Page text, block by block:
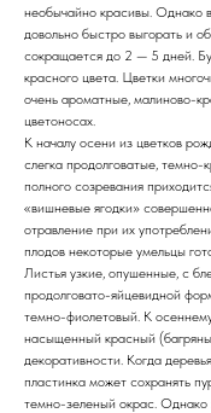
необычайно красивы. Однако
довольно быстро выгорать и
сокращается до 2 — 5 дней.
красного цвета. Цветки
очень ароматные, малиново-
цветоносах.
К началу осени из цветков
слегка продолговатые,
полного созревания
«вишневые ягодки»
отравление при их
плодов некоторые умельцы
Листья узкие, опушенные, с
продолговато-яйцевидной
темно-фиолетовый. К
насыщенный красный
декоративности. Когда
пластинка может сохранять
темно-зеленый окрас. Однако